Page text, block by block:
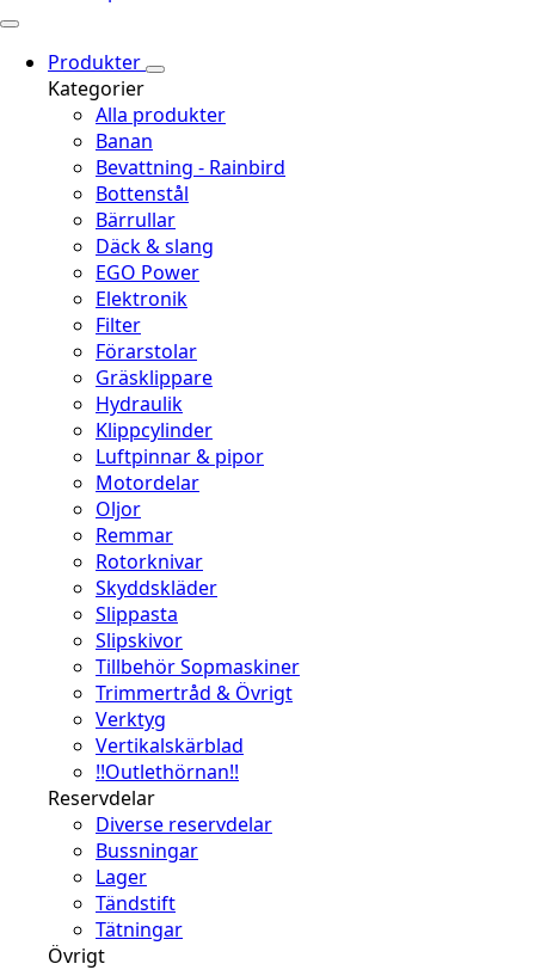
Produkter
Kategorier
Alla produkter
Banan
Bevattning - Rainbird
Bottenstål
Bärrullar
Däck & slang
EGO Power
Elektronik
Filter
Förarstolar
Gräsklippare
Hydraulik
Klippcylinder
Luftpinnar & pipor
Motordelar
Oljor
Remmar
Rotorknivar
Skyddskläder
Slippasta
Slipskivor
Tillbehör Sopmaskiner
Trimmertråd & Övrigt
Verktyg
Vertikalskärblad
!!Outlethörnan!!
Reservdelar
Diverse reservdelar
Bussningar
Lager
Tändstift
Tätningar
Övrigt